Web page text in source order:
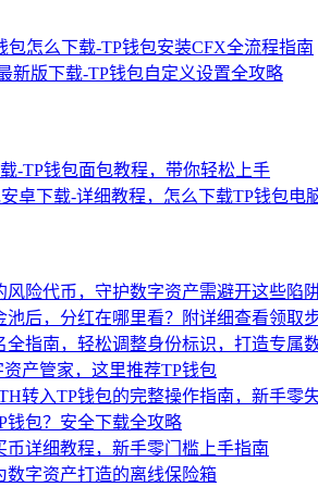
包怎么下载-TP钱包安装CFX全流程指南
新版下载-TP钱包自定义设置全攻略
-TP钱包面包教程，带你轻松上手
安卓下载-详细教程，怎么下载TP钱包电
风险代币，守护数字资产需避开这些陷
池后，分红在哪里看？附详细查看领取
全指南，轻松调整身份标识，打造专属
产管家，这里推荐TP钱包
转入TP钱包的完整操作指南，新手零
钱包？安全下载全攻略
币详细教程，新手零门槛上手指南
数字资产打造的离线保险箱